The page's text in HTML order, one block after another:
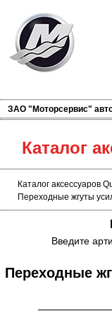
ЗАО "Моторсервис"
Каталог
Каталог аксессуаров
Переходные жгуты
Введите
Переходные